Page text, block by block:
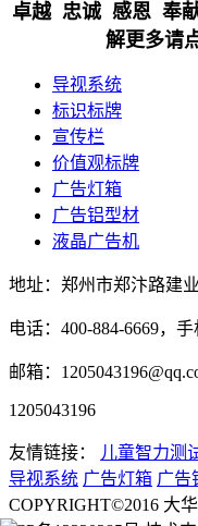
卓越 忠诚 感恩 奉
解更多请
导视系统
标识标牌
宣传栏
价值观标牌
广告灯箱
广告铝型材
液晶广告机
地址：郑州市郑汴路建
电话：400-884-6669，
邮箱：
1205043196
友情链接： 儿童智力测
导视系统 广告灯箱 广告
COPYRIGHT©2016 大